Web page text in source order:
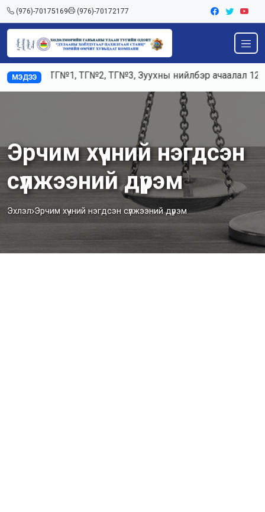
(976)-70175169 (976)-70172177
МЭДЭЭ
К3, К5, ТГ№1, ТГ№2, ТГ№3, Зуухны нийлбэр ачаалал 120-
Эрчим хүчний нэгдсэн
сүлжээний дүрэм
Эхлэл Эрчим хүчний нэгдсэн сүлжээний дүрэм